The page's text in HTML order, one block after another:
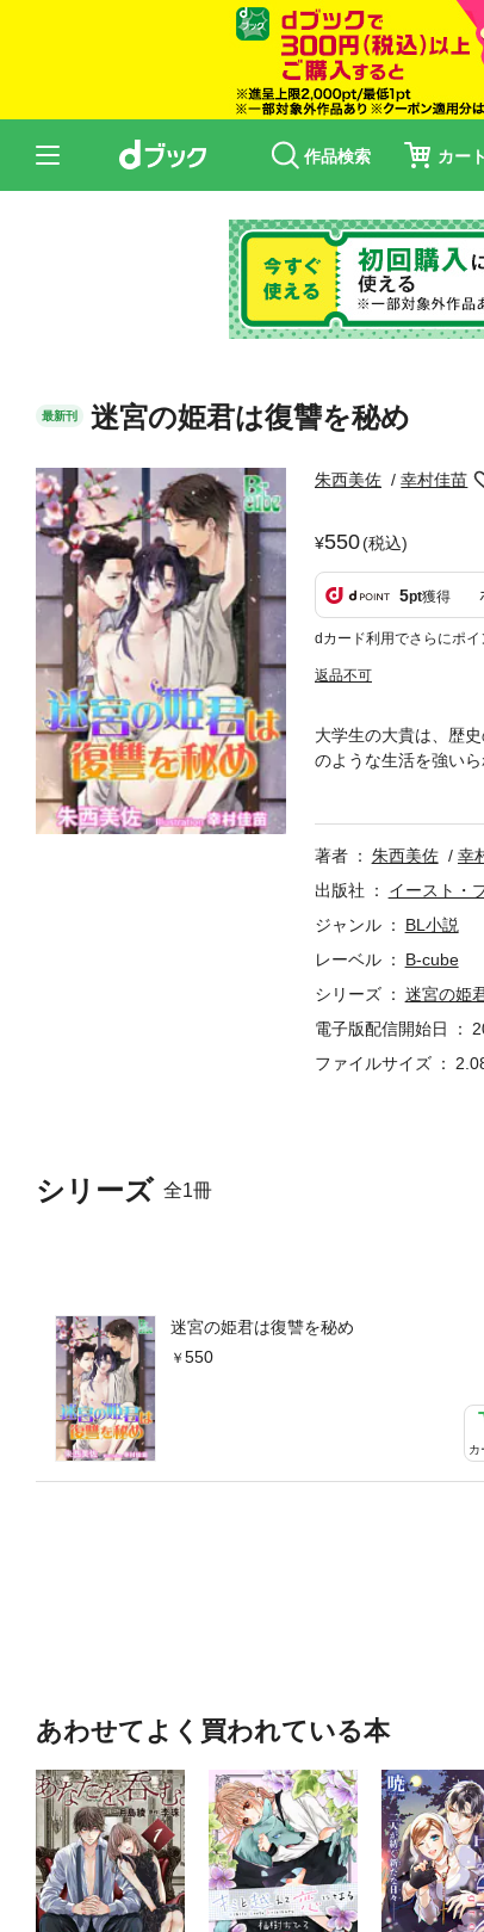
作品検索 カート
最新刊 迷宮の姫君は復讐を秘め
朱西美佐 幸村佳苗
550(税込)
5pt獲得
dカード利用でさらにポ
返品不可
シリーズ 全1冊
迷宮の姫君は復讐を秘め
550
カ
大学生の大貴は、歴
のような生活を強い
せられ、やがて彼の
たのだが、拓哉は大
の命をかけて拓哉を
著者 朱西美佐
幸
出版社
イースト・
ジャンル
BL小説
レーベル
B-cube
シリーズ
迷宮の姫
電子版配信開始日
ファイルサイズ
あわせてよく買われている本